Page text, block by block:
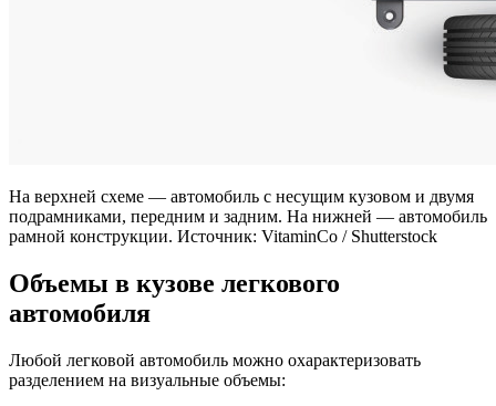
На верхней схеме — автомобиль с несущим кузовом и двумя
подрамниками, передним и задним. На нижней — автомобиль
рамной конструкции. Источник: VitaminCo / Shutterstock
Объемы в кузове легкового
автомобиля
Любой легковой автомобиль можно охарактеризовать
разделением на визуальные объемы: